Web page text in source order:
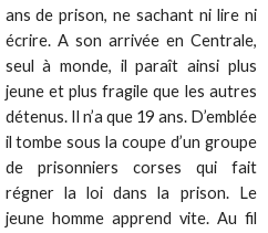
ans de prison, ne sachant ni lire ni
écrire. A son arrivée en Centrale,
seul à monde, il paraît ainsi plus
jeune et plus fragile que les autres
détenus. Il n’a que 19 ans. D’emblée
il tombe sous la coupe d’un groupe
de prisonniers corses qui fait
régner la loi dans la prison. Le
jeune homme apprend vite. Au fil